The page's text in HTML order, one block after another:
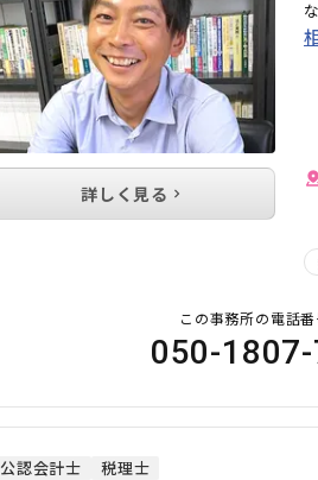
詳しく見る
この事務所の電話
050-
公認会計士 税理士